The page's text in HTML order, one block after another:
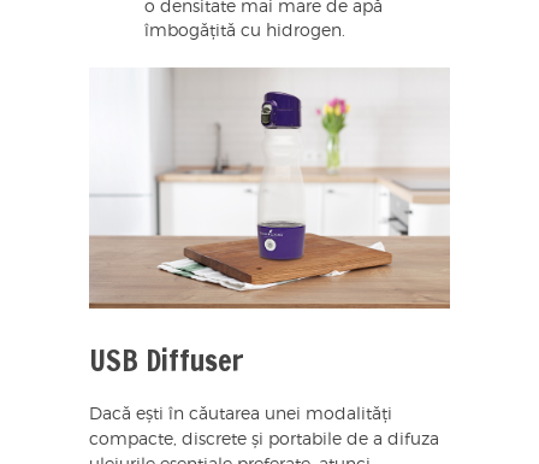
o densitate mai mare de apă
îmbogățită cu hidrogen.
USB Diffuser
Dacă ești în căutarea unei modalități
compacte, discrete și portabile de a difuza